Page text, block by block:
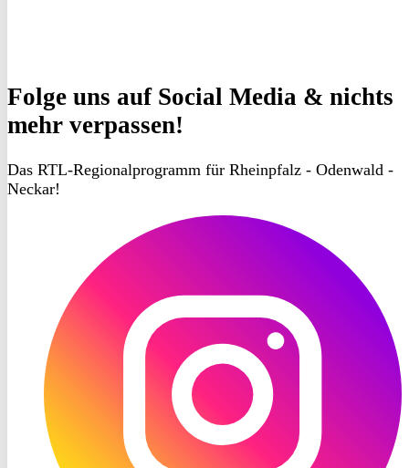
Folge uns auf Social Media & nichts
mehr verpassen!
Das RTL-Regionalprogramm für Rheinpfalz - Odenwald -
Neckar!
Instagram